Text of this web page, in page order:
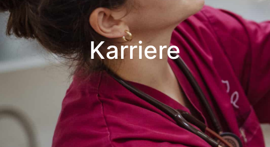
Karriere